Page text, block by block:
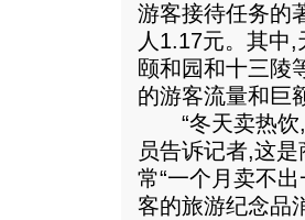
游客接待任务的
人1.17元。其中
颐和园和十三陵
的游客流量和巨
“冬天卖热饮,
员告诉记者,这
常“一个月卖不
客的旅游纪念品